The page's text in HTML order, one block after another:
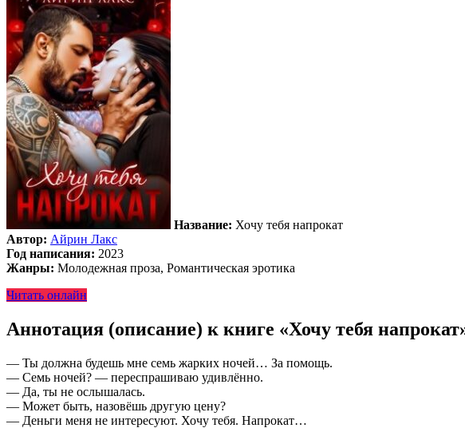
Название: Хочу тебя напрокат
Автор: Айрин Лакс
Год написания: 2023
Жанры: Молодежная проза, Романтическая эротика
Читать онлайн
Аннотация (описание) к книге «Хочу тебя
— Ты должна будешь мне семь жарких ночей… За помощь.
— Семь ночей? — переспрашиваю удивлённо.
— Да, ты не ослышалась.
— Может быть, назовёшь другую цену?
— Деньги меня не интересуют. Хочу тебя. Напрокат…